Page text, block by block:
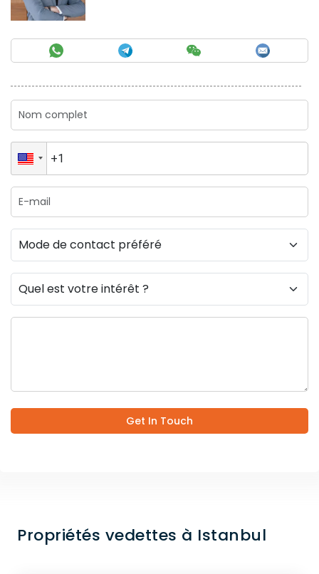
Get In Touch
Propriétés vedettes à Istanbul